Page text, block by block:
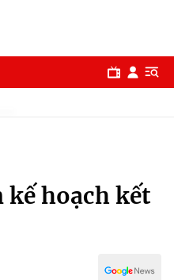
kế hoạch kết